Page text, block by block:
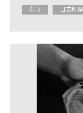
寿司 日式料理